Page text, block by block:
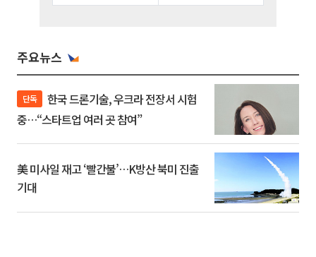
주요뉴스
단독
중…“스타트업 여러 곳 참여”
美 미사일 재고 ‘빨간불’…K방산 북미 진출
기대